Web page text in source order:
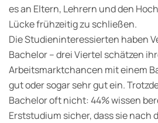
es an Eltern, Lehrern und den
Lücke frühzeitig zu schließen.
Die Studieninteressierten haben
Bachelor – drei Viertel schätzen
Arbeitsmarktchancen mit einem
gut oder sogar sehr gut ein.
Bachelor oft nicht: 44% wissen
Erststudium sicher, dass sie nach